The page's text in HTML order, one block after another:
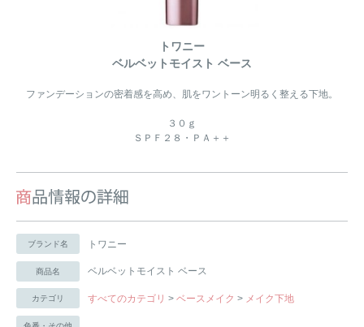
トワニー
ベルベットモイスト ベース
ファンデーションの密着感を高め、肌をワントーン明るく整える下地。
３０ｇ
ＳＰＦ２８・ＰＡ＋＋
ブランド名 トワニー
商品名 ベルベットモイスト ベース
カテゴリ すべてのカテゴリ > ベースメイク > メイク下地